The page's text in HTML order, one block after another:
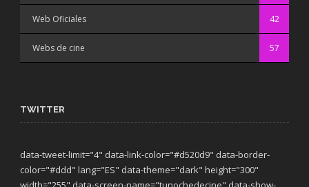
Web Oficiales 42
Webs de cine 57
TWITTER
data-tweet-limit="4" data-link-color="#d520d9" data-border-
color="#ddd" lang="ES" data-theme="dark" height="300"